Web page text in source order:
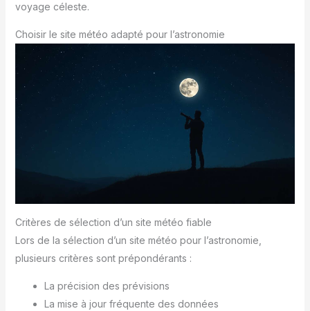
voyage céleste.
Choisir le site météo adapté pour l’astronomie
Critères de sélection d’un site météo fiable
Lors de la sélection d’un site météo pour l’astronomie,
plusieurs critères sont prépondérants :
La précision des prévisions
La mise à jour fréquente des données